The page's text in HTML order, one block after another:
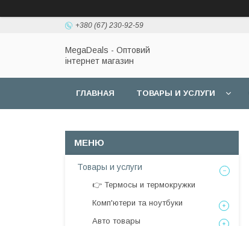
+380 (67) 230-92-59
MegaDeals - Оптовий
інтернет магазин
ГЛАВНАЯ ТОВАРЫ И УСЛУГИ
Товары и услуги
👉 Термосы и термокружки
Комп'ютери та ноутбуки
Авто товары